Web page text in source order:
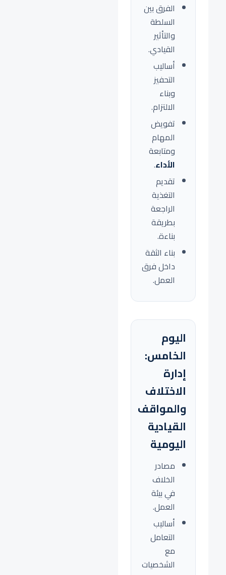
الفرق بين
السلطة
والتأثير
القيادي.
أساليب
التحفيز
وبناء
الالتزام.
تفويض
المهام
ومتابعة
الأداء.
تقديم
التغذية
الراجعة
بطريقة
بناءة.
بناء الثقة
داخل فرق
العمل.
اليوم
الخامس:
إدارة
الاختلاف
والمواقف
القيادية
اليومية
مصادر
الخلاف
في بيئة
العمل.
أساليب
التعامل
مع
الشخصيات